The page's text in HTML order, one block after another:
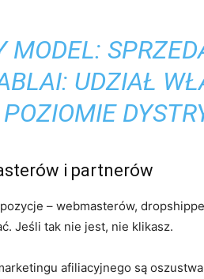
MODEL:
UDZIAŁ
i partnerów
– webmasterów,
Jeśli tak nie jest, nie klikasz.
afiliacyjnego są